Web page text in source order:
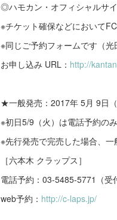
◎ハモカン・オフィシャルサ
※チケット確保などにおいて
※同じご予約フォームです（光
お申し込み URL： http://
★一般発売：2017年 5月 9日
※初日5/9（火）は電話予約のみ
※先行発売で完売した場合、一
［六本木 クラップス］
電話予約：03-5485-5771（受
web予約： http://c-laps.jp/